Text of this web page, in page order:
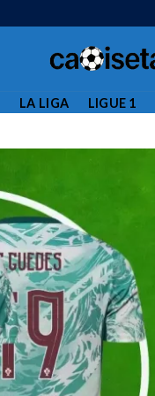
LA LIGA LIGUE 1